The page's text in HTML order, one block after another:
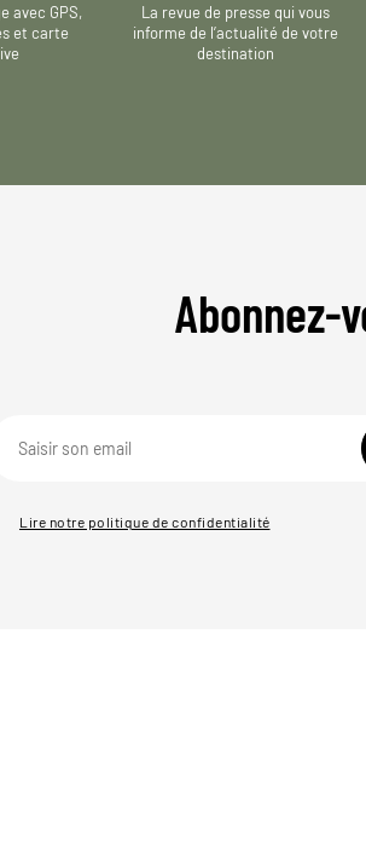
avec GPS,
et carte
La revue de presse qui vous
informe de l’actualité de votre
destination
Abonnez-
Lire notre politique de confidentialité